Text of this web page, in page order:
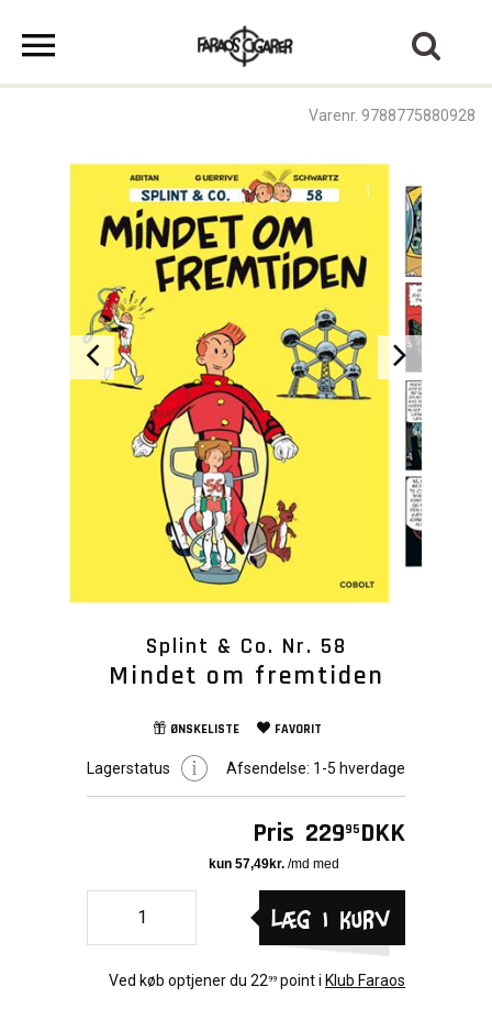
Varenr. 9788775880928
Splint & Co. Nr. 58
Mindet om fremtiden
ØNSKELISTE FAVORIT
Lagerstatus Afsendelse: 1-5 hverdage
Pris 22995 DKK
Læg i kurv
Ved køb optjener du 2299 point i Klub Faraos